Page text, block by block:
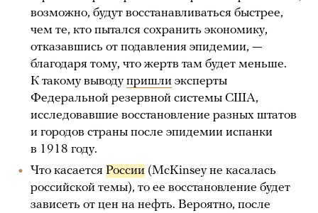
возможно, будут восстанавливаться быстрее,
чем те, кто пытался сохранить экономику,
отказавшись от подавления эпидемии, —
благодаря тому, что жертв там будет меньше.
К такому выводупришли эксперты
Федеральной резервной системы США,
исследовавшие восстановление разных штатов
и городов страны после эпидемии испанки
в 1918 году.
Что касается России (McKinsey не касалась
российской темы), то ее восстановление будет
зависеть от цен на нефть. Вероятно, после